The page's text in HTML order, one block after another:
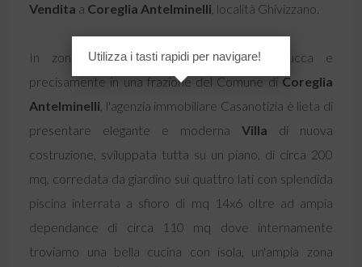
Vendita a Coreglia Antelminelli , località Ghivizzano.
In zona residenziale a pochi km da Lucca e
precisamente in una frazione del Comune diCoreglia
Antelminelli , l'agenzia immobiliare Casanotizia è lieta di
presentare elegante e moderna Villa di nuova
costruzione, sviluppata tutta su un piano, di circa 200
mq, corredata da giardino sui quattro lati con splendida
piscina interrata a sfioro di mq 14x6 oltre ad ampia
dependance di circa 110 mq dove internamente
troviamo una bella cucina con isola, un'ampia zona
Utilizza i tasti rapidi per navigare!